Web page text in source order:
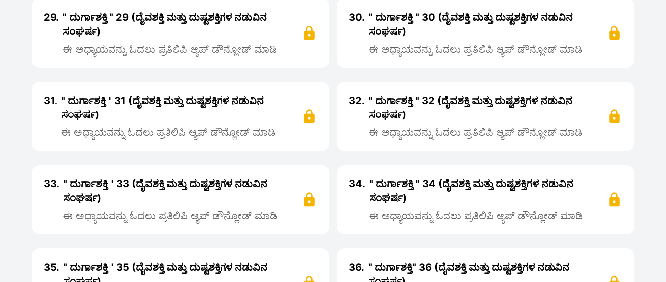
29. " ದುರ್ಗಾಶಕ್ತಿ " 29 (ದೈವಶಕ್ತಿ ಮತ್ತು ದುಷ್ಟಶಕ್ತಿಗಳ ನಡುವಿನ
ಸಂಘರ್ಷ)
ಈ ಅಧ್ಯಾಯವನ್ನು ಓದಲು ಪ್ರತಿಲಿಪಿ ಆ್ಯಪ್ ಡೌನ್ಲೋಡ್ ಮಾಡಿ
30. " ದುರ್ಗಾಶಕ್ತಿ " 30 (ದೈವಶಕ್ತಿ ಮತ್ತು ದುಷ್ಟಶಕ್ತಿಗಳ ನಡುವಿನ
ಸಂಘರ್ಷ)
ಈ ಅಧ್ಯಾಯವನ್ನು ಓದಲು ಪ್ರತಿಲಿಪಿ ಆ್ಯಪ್ ಡೌನ್ಲೋಡ್ ಮಾಡಿ
31. " ದುರ್ಗಾಶಕ್ತಿ " 31 (ದೈವಶಕ್ತಿ ಮತ್ತು ದುಷ್ಟಶಕ್ತಿಗಳ ನಡುವಿನ
ಸಂಘರ್ಷ)
ಈ ಅಧ್ಯಾಯವನ್ನು ಓದಲು ಪ್ರತಿಲಿಪಿ ಆ್ಯಪ್ ಡೌನ್ಲೋಡ್ ಮಾಡಿ
32. " ದುರ್ಗಾಶಕ್ತಿ " 32 (ದೈವಶಕ್ತಿ ಮತ್ತು ದುಷ್ಟಶಕ್ತಿಗಳ ನಡುವಿನ
ಸಂಘರ್ಷ)
ಈ ಅಧ್ಯಾಯವನ್ನು ಓದಲು ಪ್ರತಿಲಿಪಿ ಆ್ಯಪ್ ಡೌನ್ಲೋಡ್ ಮಾಡಿ
33. " ದುರ್ಗಾಶಕ್ತಿ " 33 (ದೈವಶಕ್ತಿ ಮತ್ತು ದುಷ್ಟಶಕ್ತಿಗಳ ನಡುವಿನ
ಸಂಘರ್ಷ)
ಈ ಅಧ್ಯಾಯವನ್ನು ಓದಲು ಪ್ರತಿಲಿಪಿ ಆ್ಯಪ್ ಡೌನ್ಲೋಡ್ ಮಾಡಿ
34. " ದುರ್ಗಾಶಕ್ತಿ " 34 (ದೈವಶಕ್ತಿ ಮತ್ತು ದುಷ್ಟಶಕ್ತಿಗಳ ನಡುವಿನ
ಸಂಘರ್ಷ)
ಈ ಅಧ್ಯಾಯವನ್ನು ಓದಲು ಪ್ರತಿಲಿಪಿ ಆ್ಯಪ್ ಡೌನ್ಲೋಡ್ ಮಾಡಿ
35. " ದುರ್ಗಾಶಕ್ತಿ " 35 (ದೈವಶಕ್ತಿ ಮತ್ತು ದುಷ್ಟಶಕ್ತಿಗಳ ನಡುವಿನ
36. " ದುರ್ಗಾಶಕ್ತಿ" 36 (ದೈವಶಕ್ತಿ ಮತ್ತು ದುಷ್ಟಶಕ್ತಿಗಳ ನಡುವಿನ